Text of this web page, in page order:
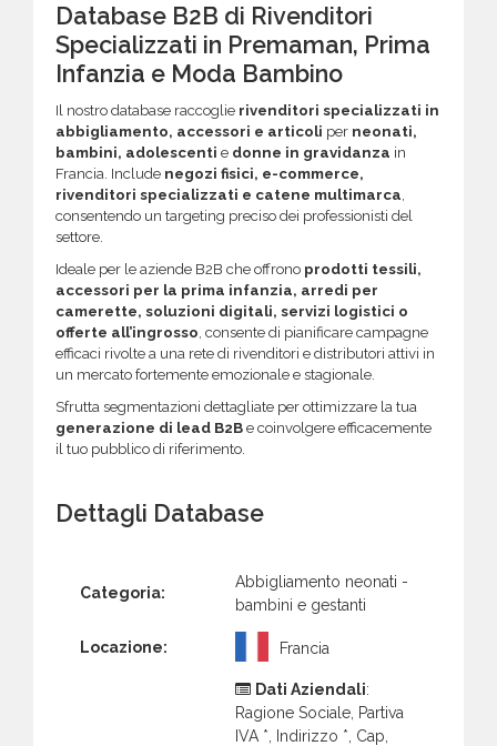
Database B2B di Rivenditori
Specializzati in Premaman, Prima
Infanzia e Moda Bambino
Il nostro database raccoglie rivenditori specializzati in
abbigliamento, accessori e articoli per neonati,
bambini, adolescenti e donne in gravidanza in
Francia. Include negozi fisici, e-commerce,
rivenditori specializzati e catene multimarca,
consentendo un targeting preciso dei professionisti del
settore.
Ideale per le aziende B2B che offrono prodotti tessili,
accessori per la prima infanzia, arredi per
camerette, soluzioni digitali, servizi logistici o
offerte all’ingrosso, consente di pianificare campagne
efficaci rivolte a una rete di rivenditori e distributori attivi in
un mercato fortemente emozionale e stagionale.
Sfrutta segmentazioni dettagliate per ottimizzare la tua
generazione di lead B2B e coinvolgere efficacemente
il tuo pubblico di riferimento.
Dettagli Database
Categoria:
Abbigliamento neonati -
bambini e gestanti
Locazione: Francia
Dati Aziendali:
Ragione Sociale, Partiva
IVA *, Indirizzo *, Cap,